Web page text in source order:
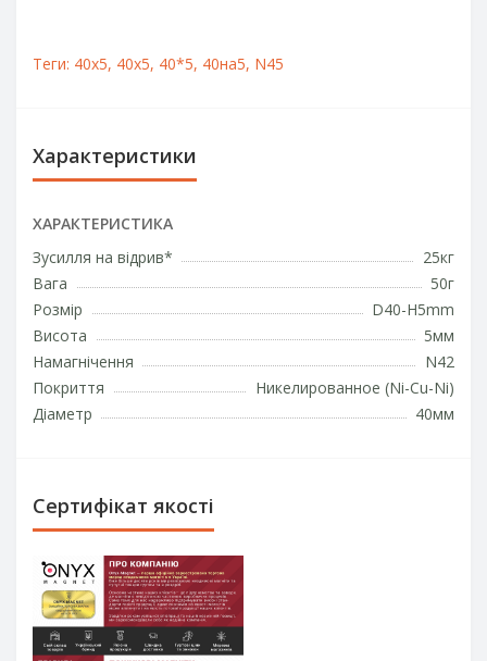
Теги: 40x5, 40х5, 40*5, 40на5, N45
Характеристики
ХАРАКТЕРИСТИКА
Зусилля на відрив*
25кг
Вага
50г
Розмір
D40-H5mm
Висота
5мм
Намагнічення
N42
Покриття
Никелированное (Ni-Cu-Ni)
Діаметр
40мм
Сертифікат якості